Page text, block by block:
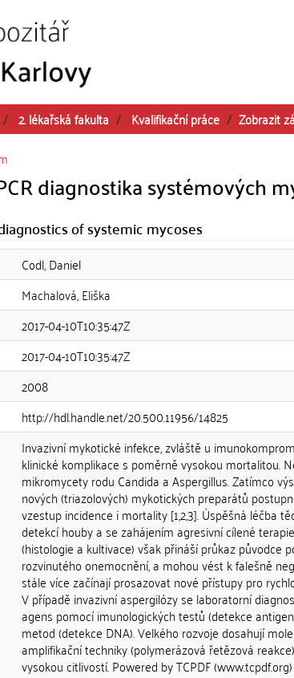
2. lékařská fakulta Kvalifikační práce
Zobrazit
diagnostika systémových
of systemic mycoses
Codl, Daniel
Machalová, Eliška
2017-04-10T10:35:47Z
2017-04-10T10:35:47Z
2008
http://hdl.handle.net/20.500.11956/14825
Invazivní mykotické infekce, zvláště u
klinické komplikace s poměrně vysokou mortalitou.
mikromycety rodu Candida a Aspergillus. Zatímco
nových (triazolových) mykotických preparátů
vzestup incidence i mortality [1,2,3]. Úspěšná léčba
detekcí houby a se zahájením agresivní cílené
(histologie a kultivace) však přináší průkaz původce
rozvinutého onemocnění, a mohou vést k falešně
stále více začínají prosazovat nové přístupy pro
V případě invazivní aspergilózy se laboratorní
agens pomocí imunologických testů (detekce
metod (detekce DNA). Velkého rozvoje dosahují
amplifikační techniky (polymerázová řetězová
vysokou citlivostí. Powered by TCPDF (www.tcpdf.org)